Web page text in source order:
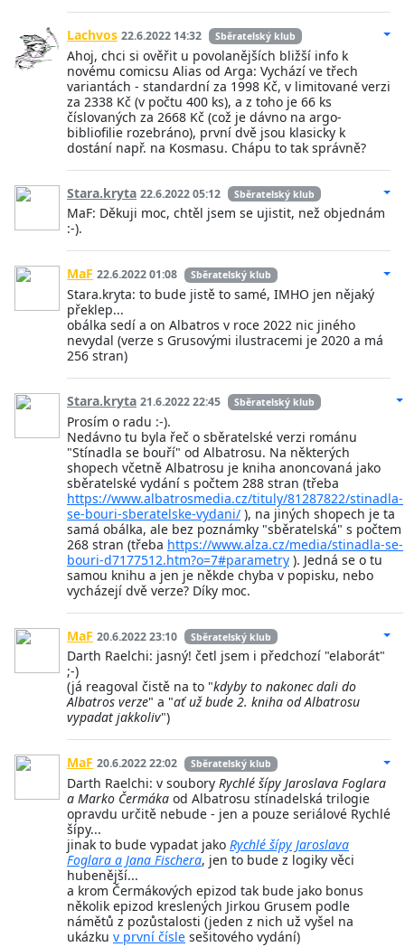
Lachvos 22.6.2022 14:32 Sběratelský klub
Ahoj, chci si ověřit u povolanějších bližší info k
novému comicsu Alias od Arga: Vychází ve třech
variantách - standardní za 1998 Kč, v limitované verzi
za 2338 Kč (v počtu 400 ks), a z toho je 66 ks
číslovaných za 2668 Kč (což je dávno na argo-
bibliofilie rozebráno), první dvě jsou klasicky k
dostání např. na Kosmasu. Chápu to tak správně?
Stara.kryta 22.6.2022 05:12 Sběratelský klub
MaF: Děkuji moc, chtěl jsem se ujistit, než objednám
:-).
MaF 22.6.2022 01:08 Sběratelský klub
Stara.kryta: to bude jistě to samé, IMHO jen nějaký
překlep...
obálka sedí a on Albatros v roce 2022 nic jiného
nevydal (verze s Grusovými ilustracemi je 2020 a má
256 stran)
Stara.kryta 21.6.2022 22:45 Sběratelský klub
Prosím o radu :-).
Nedávno tu byla řeč o sběratelské verzi románu
"Stínadla se bouří" od Albatrosu. Na některých
shopech včetně Albatrosu je kniha anoncovaná jako
sběratelské vydání s počtem 288 stran (třeba
https://www.albatrosmedia.cz/tituly/81287822/stinadla-
se-bouri-sberatelske-vydani/ ), na jiných shopech je ta
samá obálka, ale bez poznámky "sběratelská" s počtem
268 stran (třeba https://www.alza.cz/media/stinadla-se-
bouri-d7177512.htm?o=7#parametry ). Jedná se o tu
samou knihu a jen je někde chyba v popisku, nebo
vycházejí dvě verze? Díky moc.
MaF 20.6.2022 23:10 Sběratelský klub
Darth Raelchi: jasný! četl jsem i předchozí "elaborát"
;-)
(já reagoval čistě na to "kdyby to nakonec dali do
Albatros verze" a "ať už bude 2. kniha od Albatrosu
vypadat jakkoliv")
MaF 20.6.2022 22:02 Sběratelský klub
Darth Raelchi: v soubory Rychlé šípy Jaroslava Foglara
a Marko Čermáka od Albatrosu stínadelská trilogie
opravdu určitě nebude - jen a pouze seriálové Rychlé
šípy...
jinak to bude vypadat jako Rychlé šípy Jaroslava
Foglara a Jana Fischera, jen to bude z logiky věci
hubenější...
a krom Čermákových epizod tak bude jako bonus
několik epizod kreslených Jirkou Grusem podle
námětů z pozůstalosti (jeden z nich už vyšel na
ukázku v první čísle sešitového vydání)